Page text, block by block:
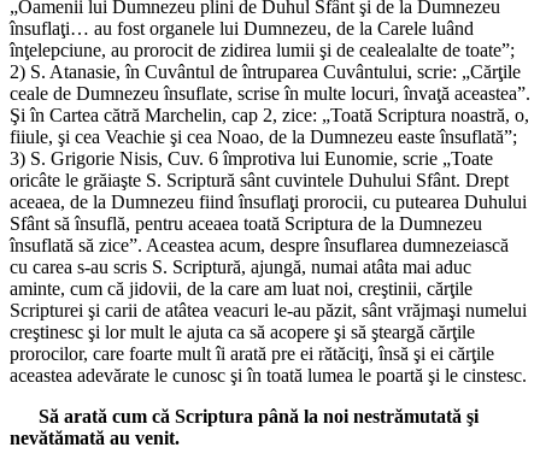
„Oamenii lui Dumnezeu plini de Duhul Sfânt şi de la Dumnezeu
însuflaţi… au fost organele lui Dumnezeu, de la Carele luând
înţelepciune, au prorocit de zidirea lumii şi de cealealalte de toate”;
2) S. Atanasie, în Cuvântul de întruparea Cuvântului, scrie: „Cărţile
ceale de Dumnezeu însuflate, scrise în multe locuri, învaţă aceastea”.
Şi în Cartea cătră Marchelin, cap 2, zice: „Toată Scriptura noastră, o,
fiiule, şi cea Veachie şi cea Noao, de la Dumnezeu easte însuflată”;
3) S. Grigorie Nisis, Cuv. 6 împrotiva lui Eunomie, scrie „Toate
oricâte le grăiaşte S. Scriptură sânt cuvintele Duhului Sfânt. Drept
aceaea, de la Dumnezeu fiind însuflaţi prorocii, cu putearea Duhului
Sfânt să însuflă, pentru aceaea toată Scriptura de la Dumnezeu
însuflată să zice”. Aceastea acum, despre însuflarea dumnezeiască
cu carea s-au scris S. Scriptură, ajungă, numai atâta mai aduc
aminte, cum că jidovii, de la care am luat noi, creştinii, cărţile
Scripturei şi carii de atâtea veacuri le-au păzit, sânt vrăjmaşi numelui
creştinesc şi lor mult le ajuta ca să acopere şi să şteargă cărţile
prorocilor, care foarte mult îi arată pre ei rătăciţi, însă şi ei cărţile
aceastea adevărate le cunosc şi în toată lumea le poartă şi le cinstesc.
Să arată cum că Scriptura până la noi nestrămutată şi
nevătămată au venit.